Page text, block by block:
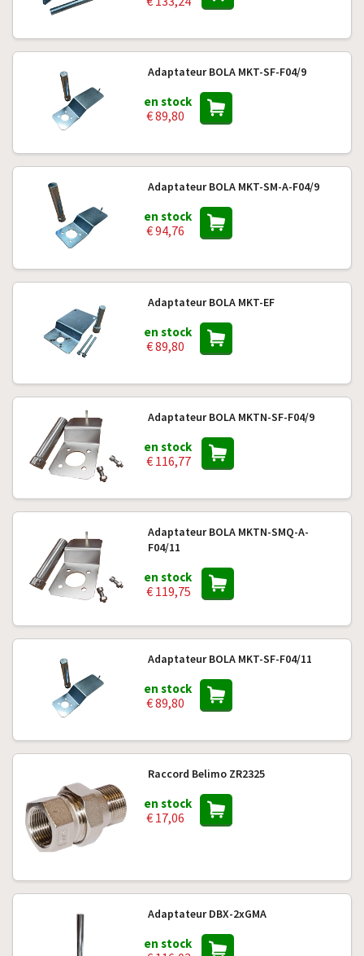
Adaptateur BOLA MKT-SF-F04/9
en stock
€ 89,80
Adaptateur BOLA MKT-SM-A-F04/9
en stock
€ 94,76
Adaptateur BOLA MKT-EF
en stock
€ 89,80
Adaptateur BOLA MKTN-SF-F04/9
en stock
€ 116,77
Adaptateur BOLA MKTN-SMQ-A-
F04/11
en stock
€ 119,75
Adaptateur BOLA MKT-SF-F04/11
en stock
€ 89,80
Raccord Belimo ZR2325
en stock
€ 17,06
Adaptateur DBX-2xGMA
en stock